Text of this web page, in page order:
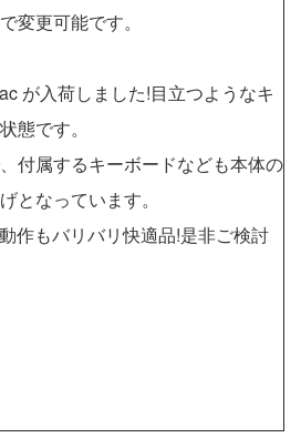
変更可能です。
が入荷しました!目立つようなキ
態です。
付属するキーボードなども本体の
となっています。
作もバリバリ快適品!是非ご検討